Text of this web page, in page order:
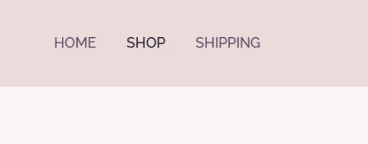
HOME SHOP SHIPPING